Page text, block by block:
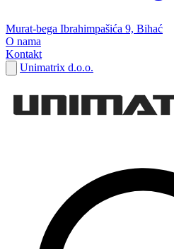
Murat-bega Ibrahimpašića 9, Bihać
O nama
Kontakt
Unimatrix d.o.o.